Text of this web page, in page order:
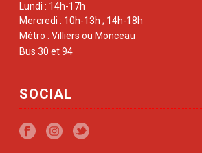
Lundi : 14h-17h
Mercredi : 10h-13h ; 14h-18h
Métro : Villiers ou Monceau
Bus 30 et 94
SOCIAL